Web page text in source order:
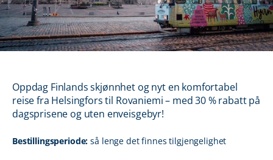
Oppdag Finlands skjønnhet og nyt en komfortabel
reise fra Helsingfors til Rovaniemi – med 30 % rabatt på
dagsprisene og uten enveisgebyr!
Bestillingsperiode: så lenge det finnes tilgjengelighet